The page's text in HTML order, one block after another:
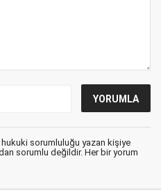
hukuki sorumluluğu yazan kişiye
sorumlu değildir. Her bir yorum